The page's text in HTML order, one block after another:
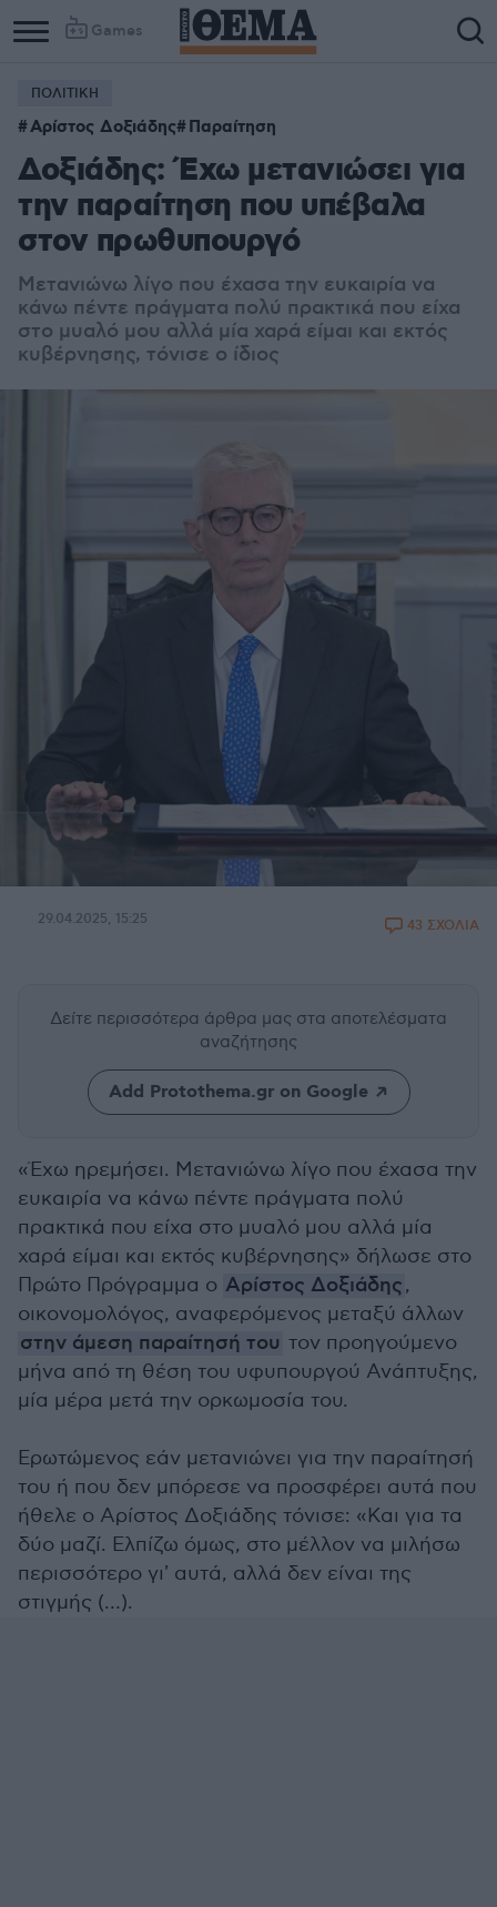
Games
ΠΟΛΙΤΙΚΗ
Αρίστος Δοξιάδης Παραίτηση
Δοξιάδης: Έχω μετανιώσει για
την παραίτηση που υπέβαλα
στον πρωθυπουργό
Μετανιώνω λίγο που έχασα την ευκαιρία να
κάνω πέντε πράγματα πολύ πρακτικά που είχα
στο μυαλό μου αλλά μία χαρά είμαι και εκτός
κυβέρνησης, τόνισε ο ίδιος
29.04.2025, 15:25 43 ΣΧΟΛΙΑ
Δείτε περισσότερα άρθρα μας στα αποτελέσματα
αναζήτησης
Add Protothema.gr on Google
«Έχω ηρεμήσει. Μετανιώνω λίγο που έχασα την
ευκαιρία να κάνω πέντε πράγματα πολύ
πρακτικά που είχα στο μυαλό μου αλλά μία
χαρά είμαι και εκτός κυβέρνησης» δήλωσε στο
Πρώτο Πρόγραμμα ο Αρίστος Δοξιάδης,
οικονομολόγος, αναφερόμενος μεταξύ άλλων
στην άμεση παραίτησή του τον προηγούμενο
μήνα από τη θέση του υφυπουργού Ανάπτυξης,
μία μέρα μετά την ορκωμοσία του.
Ερωτώμενος εάν μετανιώνει για την παραίτησή
του ή που δεν μπόρεσε να προσφέρει αυτά που
ήθελε ο Αρίστος Δοξιάδης τόνισε: «Και για τα
δύο μαζί. Ελπίζω όμως, στο μέλλον να μιλήσω
περισσότερο γι' αυτά, αλλά δεν είναι της
στιγμής (…).